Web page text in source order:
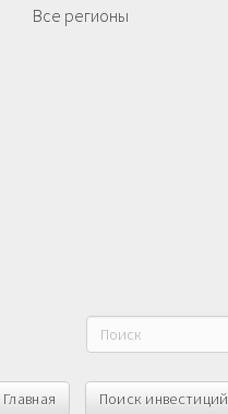
Все регионы
Главная Поиск инвестиций